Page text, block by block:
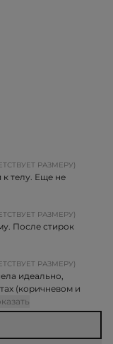
РАЗМЕРУ)
к телу. Еще не
РАЗМЕРУ)
После стирок
РАЗМЕРУ)
идеально,
(коричневом и